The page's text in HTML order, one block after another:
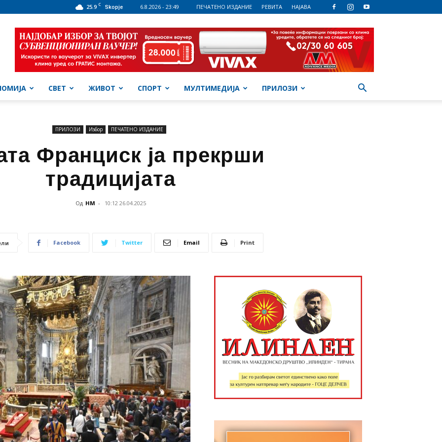
25.9 C Skopje 6.8.2026 - 23:49 ПЕЧАТЕНО ИЗДАНИЕ РЕВИТА НАЈАВА
СВЕТ ЖИВОТ СПОРТ МУЛТИМЕДИЈА ПРИЛОЗИ
ПРИЛОЗИ Избор ПЕЧАТЕНО ИЗДАНИЕ
Франциск ја прекрши
традицијата
Од НМ - 10:12 26.04.2025
Facebook Twitter Email Print